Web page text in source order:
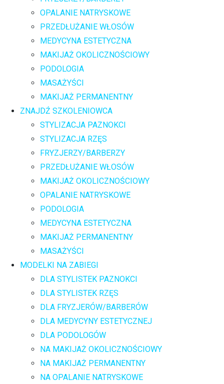
OPALANIE NATRYSKOWE
PRZEDŁUŻANIE WŁOSÓW
MEDYCYNA ESTETYCZNA
MAKIJAŻ OKOLICZNOŚCIOWY
PODOLOGIA
MASAŻYŚCI
MAKIJAŻ PERMANENTNY
ZNAJDŹ SZKOLENIOWCA
STYLIZACJA PAZNOKCI
STYLIZACJA RZĘS
FRYZJERZY/BARBERZY
PRZEDŁUŻANIE WŁOSÓW
MAKIJAŻ OKOLICZNOŚCIOWY
OPALANIE NATRYSKOWE
PODOLOGIA
MEDYCYNA ESTETYCZNA
MAKIJAŻ PERMANENTNY
MASAŻYŚCI
MODELKI NA ZABIEGI
DLA STYLISTEK PAZNOKCI
DLA STYLISTEK RZĘS
DLA FRYZJERÓW/BARBERÓW
DLA MEDYCYNY ESTETYCZNEJ
DLA PODOLOGÓW
NA MAKIJAŻ OKOLICZNOŚCIOWY
NA MAKIJAŻ PERMANENTNY
NA OPALANIE NATRYSKOWE